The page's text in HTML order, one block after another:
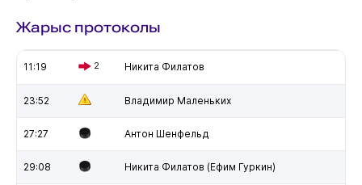
Жарыс протоколы
11:19 2 Никита Филатов
23:52 Владимир Маленьких
27:27 Антон Шенфельд
29:08 Никита Филатов (Ефим Гуркин)